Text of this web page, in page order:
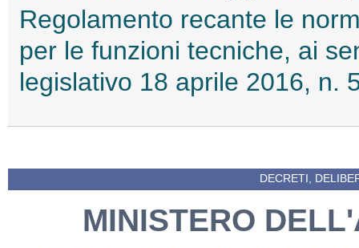
Regolamento recante le
per le funzioni tecniche, ai
legislativo 18 aprile 2016, n.
DECRETI,
MINISTERO